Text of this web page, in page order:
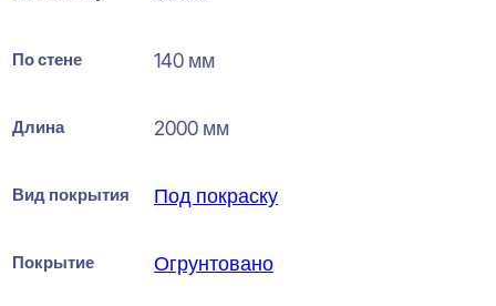
По стене 140 мм
Длина 2000 мм
Вид покрытия Под покраску
Покрытие Огрунтовано